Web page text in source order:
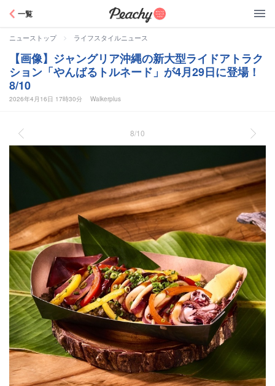
一覧
ニューストップ > ライフスタイルニュース
【画像】ジャングリア沖縄の新大型ライドアトラク
ション「やんばるトルネード」が4月29日に登場！
8/10
2026年4月16日 17時30分 Walkerplus
8/10